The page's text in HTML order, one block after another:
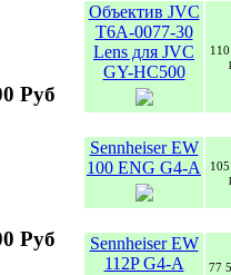
Руб
Руб
Объектив JVC
T6A-0077-30
Lens для JVC
GY-HC500
Sennheiser EW
100 ENG G4-A
Sennheiser EW
112P G4-A
77